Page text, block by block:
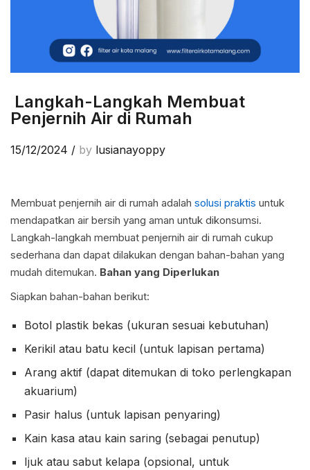
Langkah-Langkah Membuat
Penjernih Air di Rumah
15/12/2024 / by lusianayoppy
Membuat penjernih air di rumah adalah solusi praktis untuk
mendapatkan air bersih yang aman untuk dikonsumsi.
Langkah-langkah membuat penjernih air di rumah cukup
sederhana dan dapat dilakukan dengan bahan-bahan yang
mudah ditemukan. Bahan yang Diperlukan
Siapkan bahan-bahan berikut:
Botol plastik bekas (ukuran sesuai kebutuhan)
Kerikil atau batu kecil (untuk lapisan pertama)
Arang aktif (dapat ditemukan di toko perlengkapan
akuarium)
Pasir halus (untuk lapisan penyaring)
Kain kasa atau kain saring (sebagai penutup)
Ijuk atau sabut kelapa (opsional, untuk